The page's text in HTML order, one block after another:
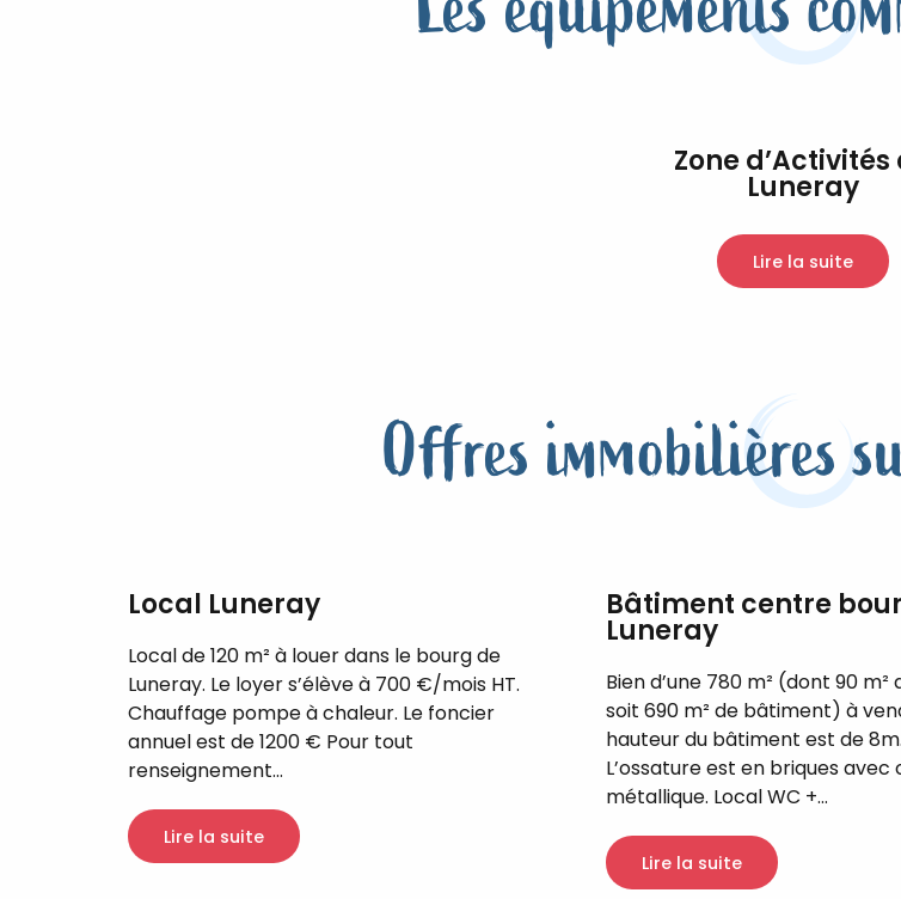
Zone d’Activités
Luneray
Lire la suite
Offres immobilières
Local Luneray
Local de 120 m² à louer dans le bourg de
Luneray. Le loyer s’élève à 700 €/mois HT.
Chauffage pompe à chaleur. Le foncier
annuel est de 1200 € Pour tout
renseignement...
Lire la suite
Bâtiment centre
Luneray
Bien d’une 780 m² (dont 90 m²
soit 690 m² de bâtiment) à
hauteur du bâtiment est de 8m.
L’ossature est en briques
métallique. Local WC +...
Lire la suite